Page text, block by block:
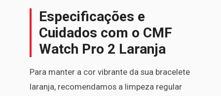
Especificações e
Cuidados com o CMF
Watch Pro 2 Laranja
Para manter a cor vibrante da sua bracelete
laranja, recomendamos a limpeza regular